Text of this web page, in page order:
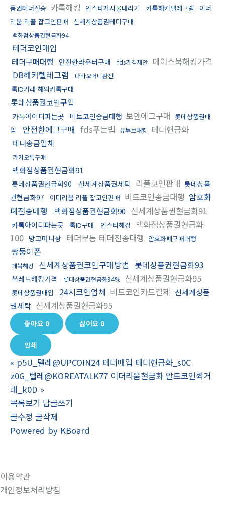
품권테더전송 카톡해킹 인스타게시물내리기 카톡해커텔레그램
이더
리움 리플 잡코인판매
신세계상품권테더구매
백화점상품권현금화94
테더코인매입
테더구매대행 안전한라우터구매 fds가격제안 페이스북해킹가격
DB해커텔레그램
다바오머니환전
톡ID거래 해외카톡구매
롯데상품권코인구입
카톡아이디파는곳 비트코인송금대행 보안에그구매 롯데상품권매
입
안전한에그구매 fds푸는법 유튜브해킹 테더현금화
테더송금업체
카카오톡구매
백화점상품권현금화91
롯데상품권현금화90 신세계상품권세탁 리플코인판매 롯데상품
권현금화97
이더리움 리플 잡코인판매 비트코인송금대행 암호화
폐전송대행
백화점상품권현금화90 신세계상품권현금화91
카톡아이디파는곳 톡ID구매 인스타해킹
백화점상품권현금화
100 망고머니상 테더무통 테더전송대행 암호화폐구매대행
쌍둥이폰
페북해킹 신세계상품권코인구매방법 롯데상품권현금화93
쓰레드해킹가격 롯데상품권현금화94% 신세계상품권현금화95
롯데상품권매입 24시코인업체 비트코인카드결제 신세계상품
권세탁 신세계상품권현금화95
좋아요 0 싫어요 0
인쇄
« p5U_텔레@UPCOIN24 테더매입 테더현금화_s0C
z0G_텔레@KOREATALK77 이더리움현금화 알트코인퀵거
래_k0D »
목록보기 답글쓰기
글수정 글삭제
Powered by KBoard
이용약관
개인정보처리방침